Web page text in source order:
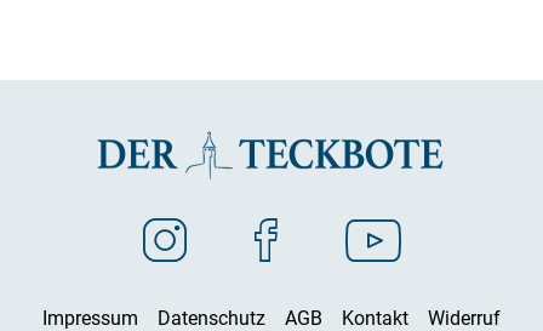
Impressum Datenschutz AGB Kontakt Widerruf